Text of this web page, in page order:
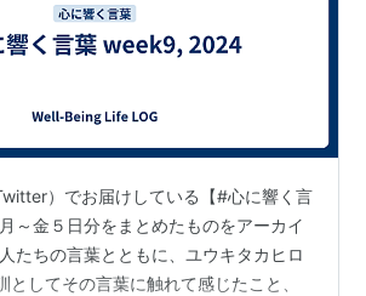
）でお届けしている【#心に響く言
～金５日分をまとめたものをアーカイ
たちの言葉とともに、ユウキタカヒロ
としてその言葉に触れて感じたこと、